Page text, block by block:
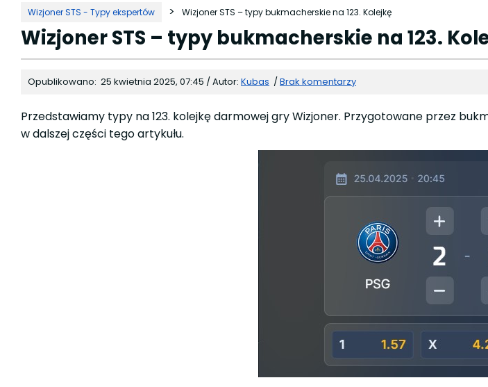
Wizjoner STS - Typy ekspertów
Wizjoner STS – typy bukmacherskie na 123. Kolejkę
Wizjoner STS – typy bukmacherskie na 123.
Opublikowano: 25 kwietnia 2025, 07:45 /Autor: Kubas /Brak komentarzy
Przedstawiamy typy na 123. kolejkę darmowej gry Wizjoner. Przygotowane przez
w dalszej części tego artykułu.